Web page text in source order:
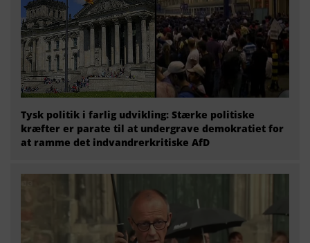
Tysk politik i farlig udvikling: Stærke politiske
kræfter er parate til at undergrave demokratiet for
at ramme det indvandrerkritiske AfD